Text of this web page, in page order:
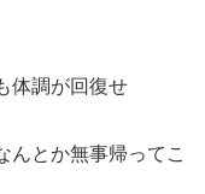
体調が回復せ
んとか無事帰ってこ